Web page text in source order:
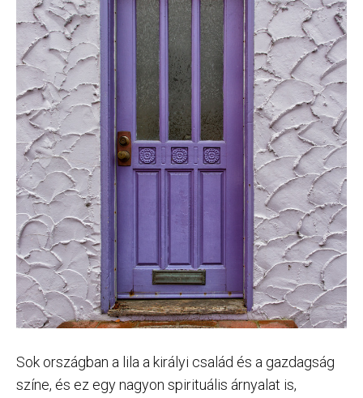
Sok országban a lila a királyi család és a gazdagság
színe, és ez egy nagyon spirituális árnyalat is,